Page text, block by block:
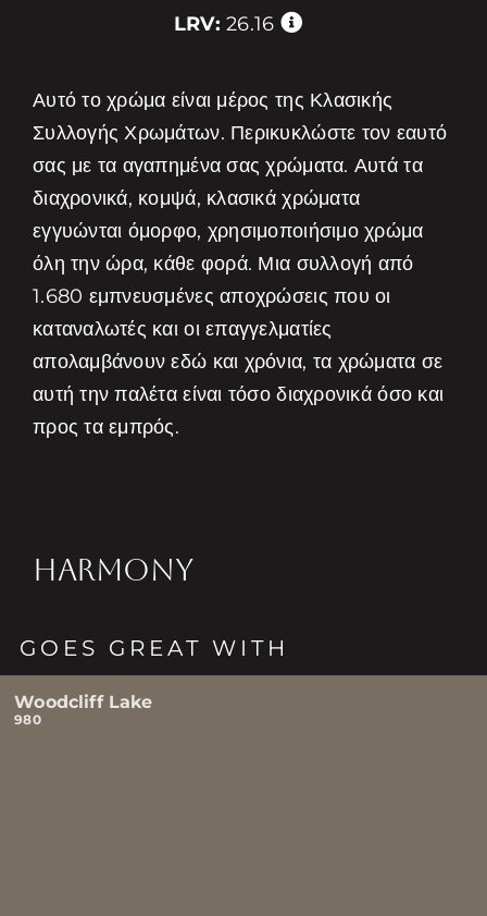
LRV: 26.16
Αυτό το χρώμα είναι μέρος της Κλασικής
Συλλογής Χρωμάτων. Περικυκλώστε τον εαυτό
σας με τα αγαπημένα σας χρώματα. Αυτά τα
διαχρονικά, κομψά, κλασικά χρώματα
εγγυώνται όμορφο, χρησιμοποιήσιμο χρώμα
όλη την ώρα, κάθε φορά. Μια συλλογή από
1.680 εμπνευσμένες αποχρώσεις που οι
καταναλωτές και οι επαγγελματίες
απολαμβάνουν εδώ και χρόνια, τα χρώματα σε
αυτή την παλέτα είναι τόσο διαχρονικά όσο και
προς τα εμπρός.
HARMONY
GOES GREAT WITH
Woodcliff Lake
980